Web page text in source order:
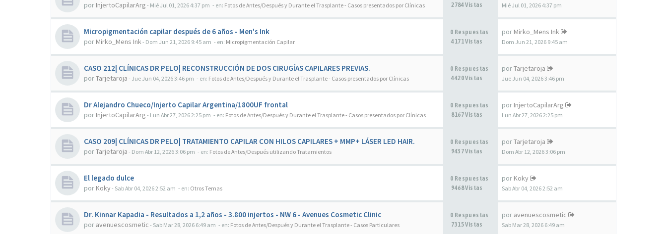
por InjertoCapilarArg - Mié Jul 01, 2026 4:37 pm - en: Fotos de Antes/Después y Durante el Trasplante - Casos presentados por Clínicas
2784 Vistas
Mié Jul 01, 2026 4:37 pm
Micropigmentación capilar después de 6 años - Men's Ink
por Mirko_Mens Ink- Dom Jun 21, 2026 9:45 am - en: Micropigmentación Capilar
0 Respuestas
4171 Vistas
por Mirko_Mens Ink
Dom Jun 21, 2026 9:45 am
CASO 212| CLÍNICAS DR PELO| RECONSTRUCCIÓN DE DOS CIRUGÍAS CAPILARES PREVIAS.
porTarjetaroja - Jue Jun 04, 2026 3:46 pm - en: Fotos de Antes/Después y Durante el Trasplante - Casos presentados por Clínicas
0 Respuestas
4420 Vistas
porTarjetaroja
Jue Jun 04, 2026 3:46 pm
Dr Alejandro Chueco/Injerto Capilar Argentina/1800UF frontal
por InjertoCapilarArg - Lun Abr 27, 2026 2:25 pm - en: Fotos de Antes/Después y Durante el Trasplante - Casos presentados por Clínicas
0 Respuestas
8167 Vistas
por InjertoCapilarArg
Lun Abr 27, 2026 2:25 pm
CASO 209| CLÍNICAS DR PELO| TRATAMIENTO CAPILAR CON HILOS CAPILARES + MMP+ LÁSER LED HAIR.
porTarjetaroja - Dom Abr 12, 2026 3:06 pm - en: Fotos de Antes/Después utilizando Tratamientos
0 Respuestas
9437 Vistas
porTarjetaroja
Dom Abr 12, 2026 3:06 pm
El legado dulce
por Koky- Sab Abr 04, 2026 2:52 am - en: Otros Temas
0 Respuestas
9468 Vistas
por Koky
Sab Abr 04, 2026 2:52 am
Dr. Kinnar Kapadia - Resultados a 1,2 años - 3.800 injertos - NW 6 - Avenues Cosmetic Clinic
por avenuescosmetic - Sab Mar 28, 2026 6:49 am - en: Fotos de Antes/Después y Durante el Trasplante - Casos Particulares
0 Respuestas
7315 Vistas
por avenuescosmetic
Sab Mar 28, 2026 6:49 am